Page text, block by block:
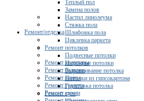
Ремонт/отделка
Ремонт квартиры
Ремонт балкона
Ремонт ванны
Ремонт туалета
Ремонт кухни
Теплый пол
Замена полов
Настил линолеума
Стяжка пола
Шлифовка пола
Циклевка паркета
Ремонт потолков
Подвесные потолки
Натяжные потолки
Выравнивание потолка
Потолки из гипсокартона
Грунтовка потолка
Ремонт стен